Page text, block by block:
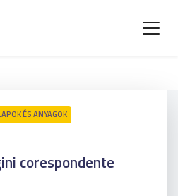
ÉS ANYAGOK
corespondente